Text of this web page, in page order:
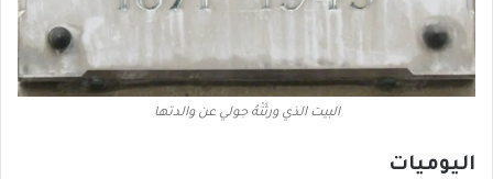
البيت الذي ورثَتْهُ جولي عن والدتها
اليوميات